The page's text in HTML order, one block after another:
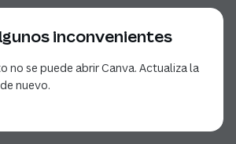
inconvenientes
no se puede abrir Canva. Actualiza la
nuevo.